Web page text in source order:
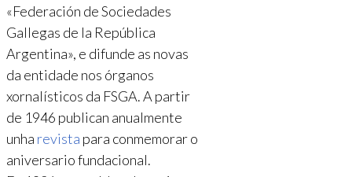
«Federación de Sociedades
Gallegas de la República
Argentina», e difunde as novas
da entidade nos órganos
xornalísticos da FSGA. A partir
de 1946 publican anualmente
unha revista para conmemorar o
aniversario fundacional.